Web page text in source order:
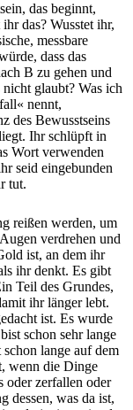
das beginnt,
das? Wusstet ihr,
messbare
dass das
B zu gehen und
glaubt? Was ich
nennt,
des Bewusstseins
Ihr schlüpft in
Wort verwenden
seid eingebunden
tut.
reißen werden, um
verdrehen und
ist, an dem ihr
ihr denkt. Es gibt
Teil des Grundes,
ihr länger lebt.
ist. Es wurde
schon sehr lange
lange auf dem
wenn die Dinge
oder zerfallen oder
dessen, was da ist,